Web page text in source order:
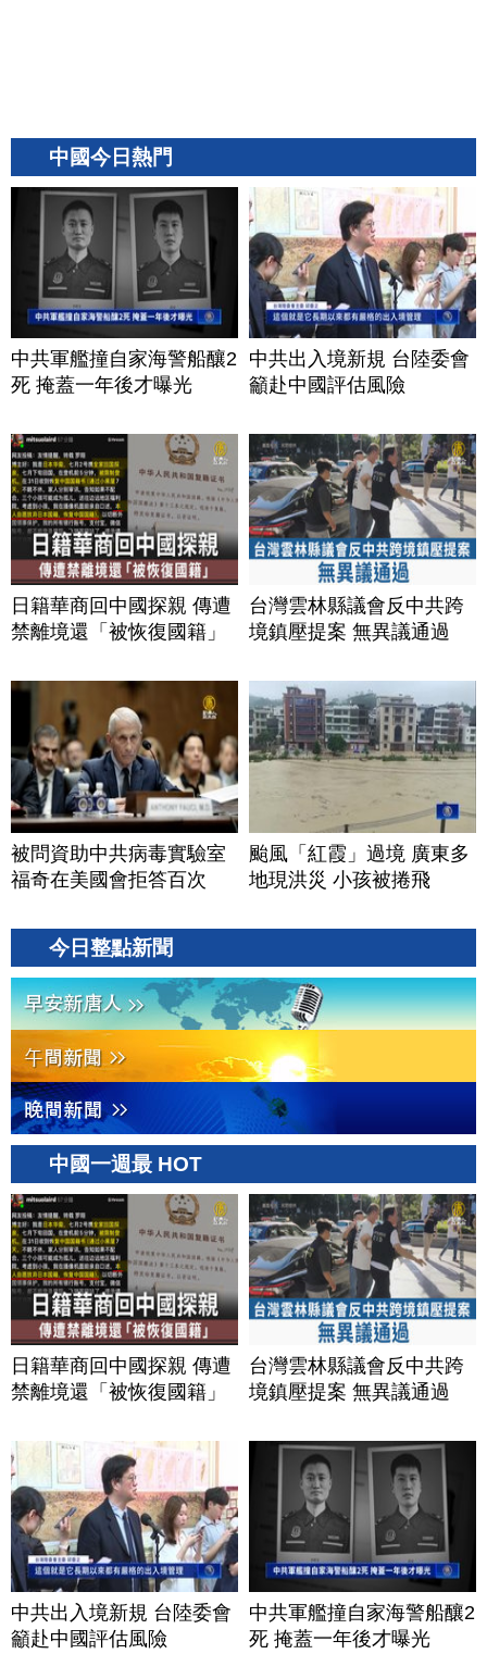
中國今日熱門
中共軍艦撞自家海警船釀2
死 掩蓋一年後才曝光
中共出入境新規 台陸委會
籲赴中國評估風險
日籍華商回中國探親 傳遭
禁離境還「被恢復國籍」
台灣雲林縣議會反中共跨
境鎮壓提案 無異議通過
被問資助中共病毒實驗室
福奇在美國會拒答百次
颱風「紅霞」過境 廣東多
地現洪災 小孩被捲飛
今日整點新聞
中國一週最 HOT
日籍華商回中國探親 傳遭
禁離境還「被恢復國籍」
台灣雲林縣議會反中共跨
境鎮壓提案 無異議通過
中共出入境新規 台陸委會
籲赴中國評估風險
中共軍艦撞自家海警船釀2
死 掩蓋一年後才曝光